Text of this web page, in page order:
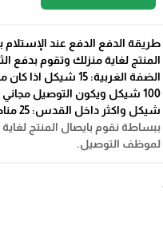
طريقة الدفع الدفع عند
المنتج لغاية منزلك وتقوم بدفع
الضفة الغربية: 15
شيكل واكثر داخل القدس: 25 مناطق 48: 60 شيكل
ببساطة نقوم بايصال المنتج
لموظف التوصيل.